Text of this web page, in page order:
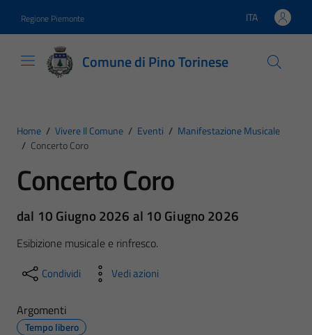
Regione Piemonte Lingua attiva:
ITA
Comune di Pino Torinese
Home / Vivere Il Comune / Eventi / Manifestazione Musicale
/ Concerto Coro
Concerto Coro
dal 10 Giugno 2026 al 10 Giugno 2026
Esibizione musicale e rinfresco.
Condividi Vedi azioni
Argomenti
Tempo libero